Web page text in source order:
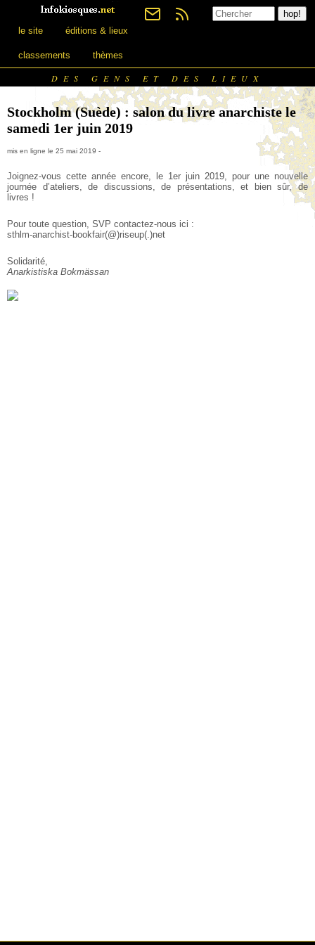
le site éditions & lieux
classements thèmes
DES GENS ET DES LIEUX
Stockholm (Suède) : salon du livre anarchiste le
samedi 1er juin 2019
mis en ligne le 25 mai 2019 -
Joignez-vous cette année encore, le 1er juin 2019, pour une nouvelle
journée d’ateliers, de discussions, de présentations, et bien sûr, de
livres !
Pour toute question, SVP contactez-nous ici :
sthlm-anarchist-bookfair(@)riseup(.)net
Solidarité,
Anarkistiska Bokmässan